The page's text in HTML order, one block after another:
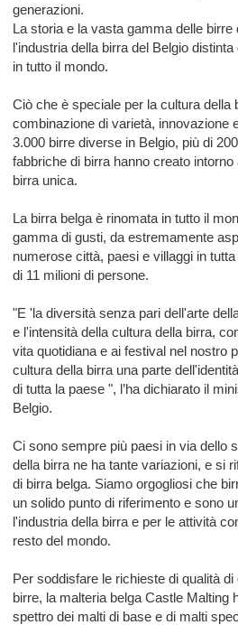
generazioni.
La storia e la vasta gamma delle birre
l'industria della birra del Belgio
in tutto il mondo.
Ciò che è speciale per la cultura della
combinazione di varietà, innovazione
3.000 birre diverse in Belgio, più di
fabbriche di birra hanno creato
birra unica.
La birra belga è rinomata in tutto il
gamma di gusti, da estremamente
numerose città, paesi e villaggi in
di 11 milioni di persone.
"E 'la diversità senza pari dell'arte
e l'intensità della cultura della birra,
vita quotidiana e ai festival nel nostro
cultura della birra una parte
di tutta la paese ", l’ha dichiarato il
Belgio.
Ci sono sempre più paesi in via dello
della birra ne ha tante variazioni, e si
di birra belga. Siamo orgogliosi che
un solido punto di riferimento e sono
l'industria della birra e per le attività
resto del mondo.
Per soddisfare le richieste di qualità
birre, la malteria belga Castle Malting
spettro dei malti di base e di malti